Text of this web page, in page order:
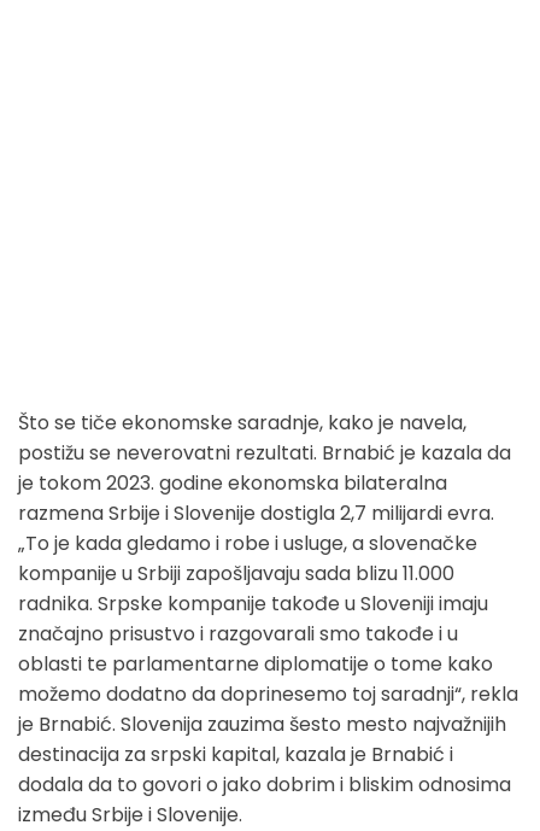
Što se tiče ekonomske saradnje, kako je navela,
postižu se neverovatni rezultati. Brnabić je kazala da
je tokom 2023. godine ekonomska bilateralna
razmena Srbije i Slovenije dostigla 2,7 milijardi evra.
„To je kada gledamo i robe i usluge, a slovenačke
kompanije u Srbiji zapošljavaju sada blizu 11.000
radnika. Srpske kompanije takođe u Sloveniji imaju
značajno prisustvo i razgovarali smo takođe i u
oblasti te parlamentarne diplomatije o tome kako
možemo dodatno da doprinesemo toj saradnji“, rekla
je Brnabić. Slovenija zauzima šesto mesto najvažnijih
destinacija za srpski kapital, kazala je Brnabić i
dodala da to govori o jako dobrim i bliskim odnosima
između Srbije i Slovenije.